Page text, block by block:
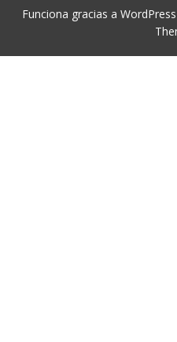
Funciona gracias a WordPress